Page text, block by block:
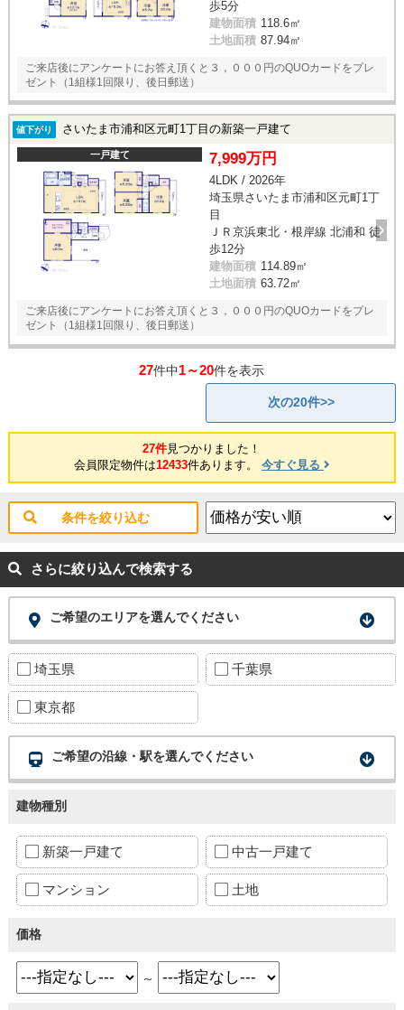
歩5分
建物面積 118.6㎡
土地面積 87.94㎡
ご来店後にアンケートにお答え頂くと３，０００円のQUOカードをプレ
ゼント（1組様1回限り、後日郵送）
値下がり さいたま市浦和区元町1丁目の新築一戸建て
一戸建て 7,999万円
4LDK / 2026年
埼玉県さいたま市浦和区元町1丁
目
ＪＲ京浜東北・根岸線 北浦和 徒
歩12分
建物面積 114.89㎡
土地面積 63.72㎡
ご来店後にアンケートにお答え頂くと３，０００円のQUOカードをプレ
ゼント（1組様1回限り、後日郵送）
27件中1～20件を表示
次の20件>>
27件見つかりました！
会員限定物件は12433件あります。 今すぐ見る
条件を絞り込む
さらに絞り込んで検索する
ご希望のエリアを選んでください
埼玉県 千葉県
東京都
ご希望の沿線・駅を選んでください
建物種別
新築一戸建て 中古一戸建て
マンション 土地
価格
～